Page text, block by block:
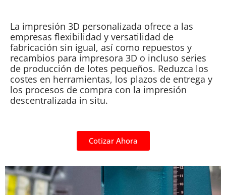
La impresión 3D personalizada ofrece a las
empresas flexibilidad y versatilidad de
fabricación sin igual, así como repuestos y
recambios para impresora 3D o incluso series
de producción de lotes pequeños. Reduzca los
costes en herramientas, los plazos de entrega y
los procesos de compra con la impresión
descentralizada in situ.
Cotizar Ahora